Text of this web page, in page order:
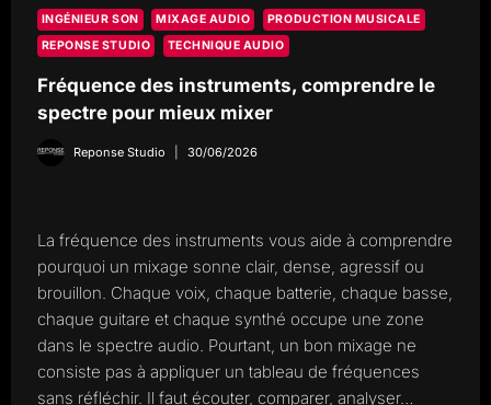
INGÉNIEUR SON MIXAGE AUDIO
PRODUCTION MUSICALE
REPONSE STUDIO
TECHNIQUE AUDIO
Fréquence des instruments, comprendre le
spectre pour mieux mixer
Reponse Studio 30/06/2026
La fréquence des instruments vous aide à comprendre
pourquoi un mixage sonne clair, dense, agressif ou
brouillon. Chaque voix, chaque batterie, chaque basse,
chaque guitare et chaque synthé occupe une zone
dans le spectre audio. Pourtant, un bon mixage ne
consiste pas à appliquer un tableau de fréquences
sans réfléchir. Il faut écouter, comparer, analyser…